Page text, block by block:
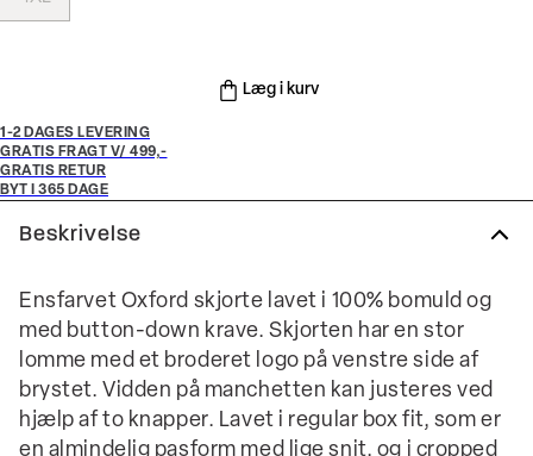
Læg i kurv
1-2 DAGES LEVERING
GRATIS FRAGT V/ 499,-
GRATIS RETUR
BYT I 365 DAGE
Beskrivelse
Ensfarvet Oxford skjorte lavet i 100% bomuld og
med button-down krave. Skjorten har en stor
lomme med et broderet logo på venstre side af
brystet. Vidden på manchetten kan justeres ved
hjælp af to knapper. Lavet i regular box fit, som er
en almindelig pasform med lige snit, og i cropped